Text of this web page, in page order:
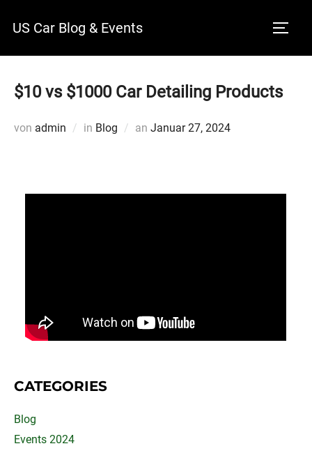
InhaltUS Car Blog & Events
$10 vs $1000 Car Detailing Products
von admin in Blog an Veröffentlicht
Januar 27, 2024
CATEGORIES
Blog
Events 2024